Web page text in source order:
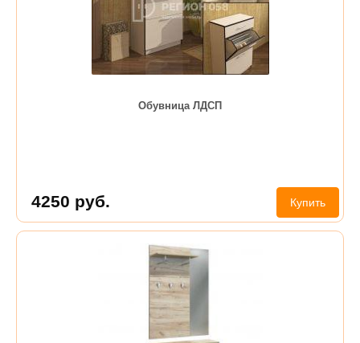
Обувница ЛДСП
4250 руб. Купить